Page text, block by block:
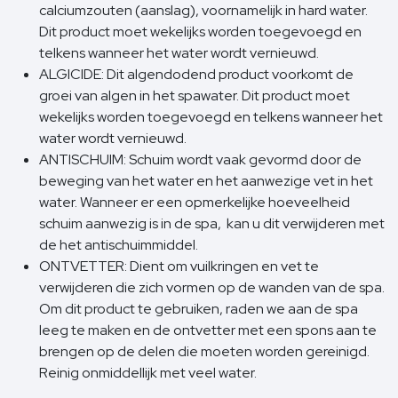
calciumzouten (aanslag), voornamelijk in hard water.
Dit product moet wekelijks worden toegevoegd en
telkens wanneer het water wordt vernieuwd.
ALGICIDE: Dit algendodend product voorkomt de
groei van algen in het spawater. Dit product moet
wekelijks worden toegevoegd en telkens wanneer het
water wordt vernieuwd.
ANTISCHUIM: Schuim wordt vaak gevormd door de
beweging van het water en het aanwezige vet in het
water. Wanneer er een opmerkelijke hoeveelheid
schuim aanwezig is in de spa, kan u dit verwijderen met
de het antischuimmiddel.
ONTVETTER: Dient om vuilkringen en vet te
verwijderen die zich vormen op de wanden van de spa.
Om dit product te gebruiken, raden we aan de spa
leeg te maken en de ontvetter met een spons aan te
brengen op de delen die moeten worden gereinigd.
Reinig onmiddellijk met veel water.